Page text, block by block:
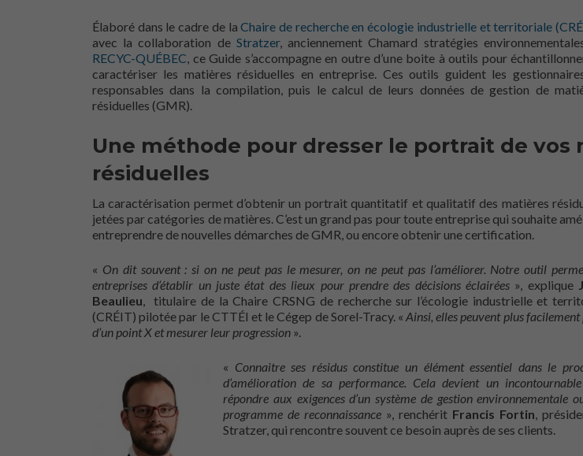
Élaboré dans le cadre de laChaire de recherche en écologie industrielle et territoriale
avec la collaboration de Stratzer, anciennement Chamard stratégies
RECYC-QUÉBEC, ce Guide s’accompagne en outre d’une boite à outils pour
caractériser les matières résiduelles en entreprise. Ces outils guident les
responsables dans la compilation, puis le calcul de leurs données de gestion de
résiduelles (GMR).
Une méthode pour dresser le portrait de vos
résiduelles
La caractérisation permet d’obtenir un portrait quantitatif et qualitatif des matières
jetées par catégories de matières. C’est un grand pas pour toute entreprise qui souhaite
entreprendre de nouvelles démarches de GMR, ou encore obtenir une certification.
« On dit souvent : si on ne peut pas le mesurer, on ne peut pas l’améliorer. Notre outil
entreprises d’établir un juste état des lieux pour prendre des décisions éclairées », explique
Beaulieu, titulaire de la Chaire CRSNG de recherche sur l’écologie industrielle et
(CRÉIT) pilotée par le CTTÉI et le Cégep de Sorel-Tracy. «Ainsi, elles peuvent plus
d’un point X et mesurer leur progression ».
« Connaitre ses résidus constitue un élément essentiel dans le
d’amélioration de sa performance. Cela devient un
répondre aux exigences d’un système de gestion environnementale
programme de reconnaissance », renchérit Francis Fortin,
Stratzer, qui rencontre souvent ce besoin auprès de ses clients.